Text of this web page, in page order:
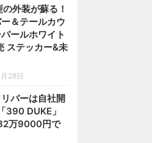
外装が蘇る！
ー＆テールカウ
ールホワイト
ステッカー&未
28日
リパーは自社開
390 DUKE」
万9000円で